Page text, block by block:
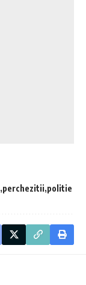
perchezitii politie